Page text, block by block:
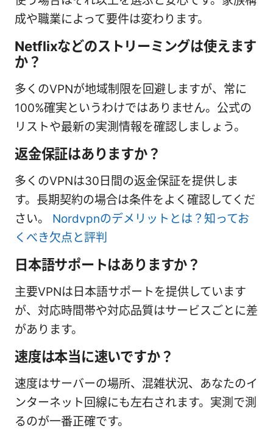
成や職業によって要件は変わります。
Netflixなどのストリーミングは使えます
か？
多くのVPNが地域制限を回避しますが、常に
100%確実というわけではありません。公式の
リストや最新の実測情報を確認しましょう。
返金保証はありますか？
多くのVPNは30日間の返金保証を提供しま
す。長期契約の場合は条件をよく確認してくだ
さい。 Nordvpnのデメリットとは？知ってお
くべき欠点と評判
日本語サポートはありますか？
主要VPNは日本語サポートを提供しています
が、対応時間帯や対応品質はサービスごとに差
があります。
速度は本当に速いですか？
速度はサーバーの場所、混雑状況、あなたのイ
ンターネット回線にも左右されます。実測で測
るのが一番正確です。